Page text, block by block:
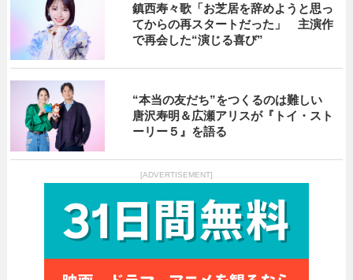
鎮西寿々歌「お芝居を辞めようと思っ
てからの再スタートだった」 主演作
で再会した“演じる喜び”
“本当の友だち”をつくるのは難しい
唐沢寿明＆広瀬アリスが『トイ・スト
ーリー５』を語る
[ADVERTISEMENT]